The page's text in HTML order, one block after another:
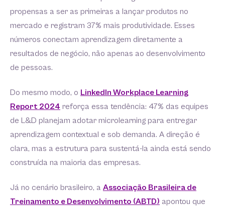
propensas a ser as primeiras a lançar produtos no
mercado e registram 37% mais produtividade. Esses
números conectam aprendizagem diretamente a
resultados de negócio, não apenas ao desenvolvimento
de pessoas.
Do mesmo modo, o LinkedIn Workplace Learning
Report 2024 reforça essa tendência: 47% das equipes
de L&D planejam adotar microlearning para entregar
aprendizagem contextual e sob demanda. A direção é
clara, mas a estrutura para sustentá-la ainda está sendo
construída na maioria das empresas.
Já no cenário brasileiro, a Associação Brasileira de
Treinamento e Desenvolvimento (ABTD) apontou que